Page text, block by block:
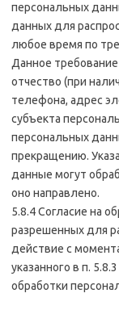
персональных
данных для
любое время по
Данное
отчество (при
телефона, адрес
субъекта
персональных
прекращению.
данные могут
оно направлено.
5.8.4 Согласие на
разрешенных для
действие с
указанного в п.
обработки